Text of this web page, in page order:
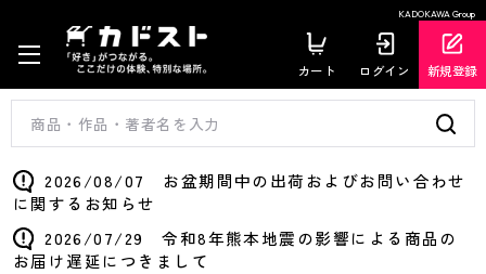
KADOKAWA Group
カート ログイン 新規登録
2026/08/07 お盆期間中の出荷およびお問い合わせ
に関するお知らせ
2026/07/29 令和8年熊本地震の影響による商品の
お届け遅延につきまして